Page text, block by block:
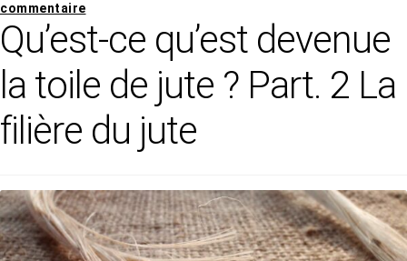
commentaire
Qu’est-ce qu’est devenue
la toile de jute ? Part. 2 La
filière du jute